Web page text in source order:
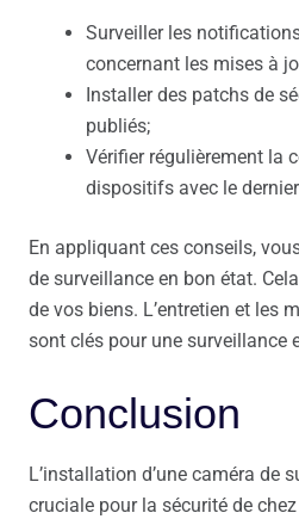
Surveiller les
concernant les mises à
Installer des patchs de
publiés;
Vérifier régulièrement la
dispositifs avec le
En appliquant ces conseils,
de surveillance en bon état.
de vos biens. L’entretien et les
sont clés pour une surveillance
Conclusion
L’installation d’une caméra de
cruciale pour la sécurité de